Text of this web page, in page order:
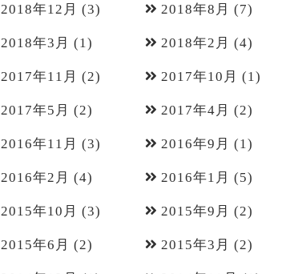
2018年12月 (3) 2018年8月 (7)
2018年3月 (1) 2018年2月 (4)
2017年11月 (2) 2017年10月 (1)
2017年5月 (2) 2017年4月 (2)
2016年11月 (3) 2016年9月 (1)
2016年2月 (4) 2016年1月 (5)
2015年10月 (3) 2015年9月 (2)
2015年6月 (2) 2015年3月 (2)